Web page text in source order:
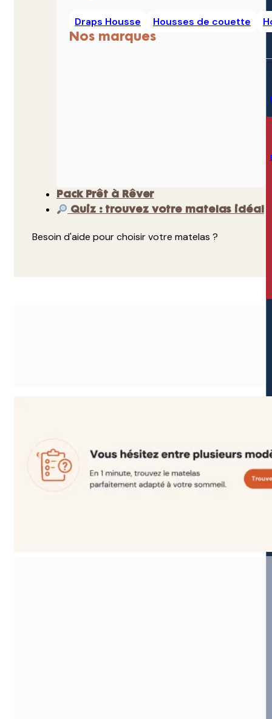
Draps Housse Housses de couette
Nos marques
Pack Prêt à Rêver
Quiz : trouvez votre matelas idéal
Besoin d'aide pour choisir votre matelas ?